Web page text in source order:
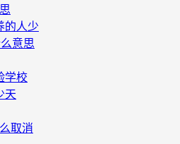
的人少
意思
学校
天
取消